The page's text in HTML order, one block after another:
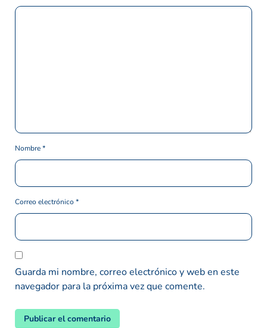
Nombre*
Correo electrónico *
Guarda mi nombre, correo electrónico y web en este
navegador para la próxima vez que comente.